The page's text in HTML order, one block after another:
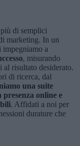
di semplici
marketing. In un
a
, misurando
al risultato desiderato.
di ricerca, dal
una suite
presenza online e
. Affidati a noi per
durature che